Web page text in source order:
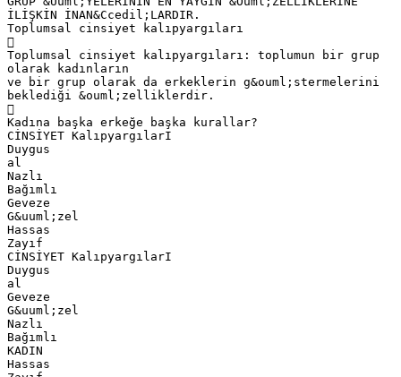
İLİŞKİN İNAN&Ccedil;LARDIR.
Toplumsal cinsiyet kalıpyargıları

Toplumsal cinsiyet kalıpyargıları: toplumun bir grup
olarak kadınların
ve bir grup olarak da erkeklerin g&ouml;stermelerini
beklediği &ouml;zelliklerdir.

Kadına başka erkeğe başka kurallar?
CİNSİYET KalıpyargılarI
Duygus
al
Nazlı
Bağımlı
Geveze
G&uuml;zel
Hassas
Zayıf
CİNSİYET KalıpyargılarI
Duygus
al
Geveze
G&uuml;zel
Nazlı
Bağımlı
KADIN
Hassas